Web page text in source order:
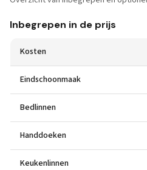
Inbegrepen in de prijs
Kosten
Eindschoonmaak
Bedlinnen
Handdoeken
Keukenlinnen